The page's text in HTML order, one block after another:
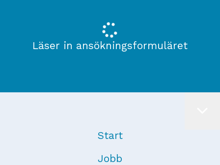
Läser in ansökningsformuläret
Start
Jobb